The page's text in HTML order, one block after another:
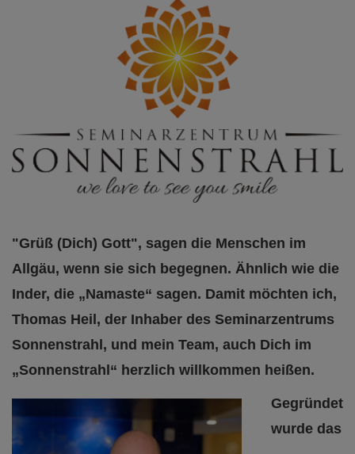
"Grüß (Dich) Gott", sagen die Menschen im
Allgäu, wenn sie sich begegnen. Ähnlich wie die
Inder, die „Namaste“ sagen. Damit möchten ich,
Thomas Heil, der Inhaber des Seminarzentrums
Sonnenstrahl, und mein Team, auch Dich im
„Sonnenstrahl“ herzlich willkommen heißen.
Gegründet
wurde das